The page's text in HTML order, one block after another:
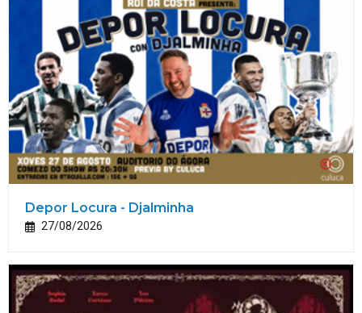
Depor Locura - Djalminha
27/08/2026